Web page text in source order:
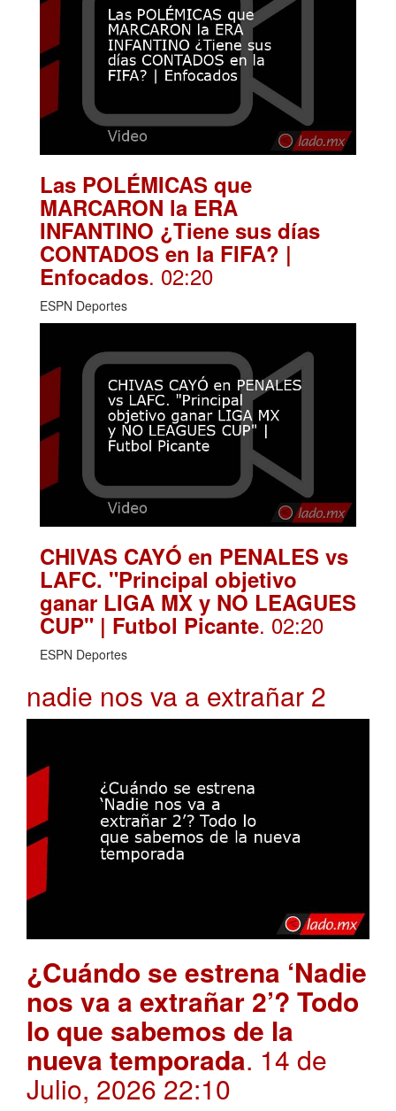
Las POLÉMICAS que
MARCARON la ERA
INFANTINO ¿Tiene sus días
CONTADOS en la FIFA? |
Enfocados. 02:20
ESPN Deportes
CHIVAS CAYÓ en PENALES vs
LAFC. "Principal objetivo
ganar LIGA MX y NO LEAGUES
CUP" | Futbol Picante. 02:20
ESPN Deportes
nadie nos va a extrañar 2
¿Cuándo se estrena ‘Nadie
nos va a extrañar 2’? Todo
lo que sabemos de la
nueva temporada. 14 de
Julio, 2026 22:10